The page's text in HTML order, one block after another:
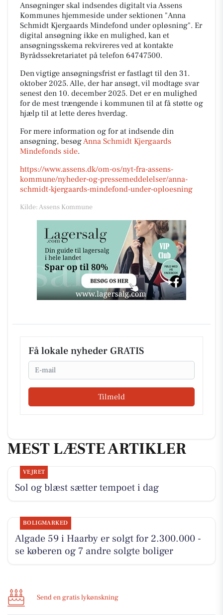
Ansøgninger skal indsendes digitalt via Assens
Kommunes hjemmeside under sektionen "Anna
Schmidt Kjergaards Mindefond under opløsning". Er
digital ansøgning ikke en mulighed, kan et
ansøgningsskema rekvireres ved at kontakte
Byrådssekretariatet på telefon 64747500.
Den vigtige ansøgningsfrist er fastlagt til den 31.
oktober 2025. Alle, der har ansøgt, vil modtage svar
senest den 10. december 2025. Det er en mulighed
for de mest trængende i kommunen til at få støtte og
hjælp til at lette deres hverdag.
For mere information og for at indsende din
ansøgning, besøgAnna Schmidt Kjergaards
Mindefonds side.
https://www.assens.dk/om-os/nyt-fra-assens-
kommune/nyheder-og-pressemeddelelser/anna-
schmidt-kjergaards-mindefond-under-oploesning
Kilde: Assens Kommune
Få lokale nyheder GRATIS
Email
Tilmeld
MEST LÆSTE ARTIKLER
VEJRET
Sol og blæst sætter tempoet i dag
BOLIGMARKED
Algade 59 i Haarby er solgt for 2.300.000 -
se køberen og 7 andre solgte boliger
Send en gratis lykønskning